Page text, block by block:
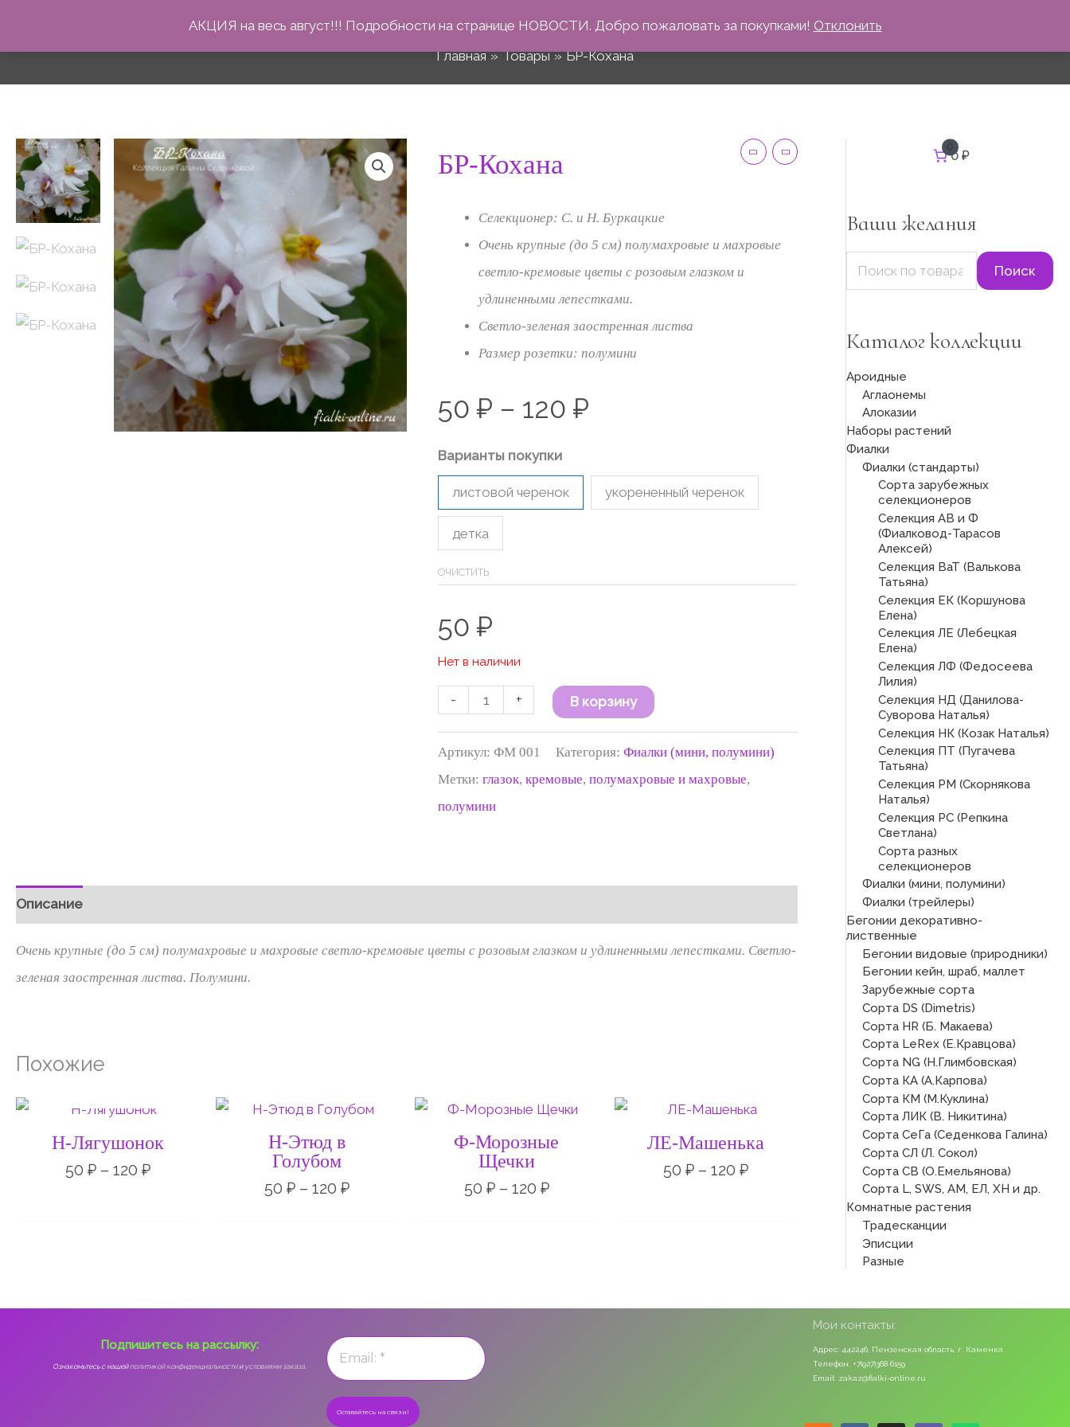
АКЦИЯ на весь август!!! Подробности на странице НОВОСТИ. Добро пожаловать за покупками! Отклонить
БР-Кохана
Главная
Товары БР-Кохана
БР-Кохана
Селекционер: С. и Н. Буркацкие
Очень крупные (до 5 см) полумахровые и махровые
светло-кремовые цветы с розовым глазком и
удлиненными лепестками.
Светло-зеленая заостренная листва
Размер розетки: полумини
50₽ – 120₽
цен:
50 ₽
–
Варианты покупки
листовой черенок укорененный черенок
детка
ОЧИСТИТЬ
50₽
Нет в наличии
-
товара
Кохана
+ В корзину
Артикул:ФМ 001 Категория:Фиалки (мини, полумини)
Метки:глазок,кремовые,полумахровые и махровые,
полумини
Описание
Очень крупные (до 5 см) полумахровые и махровые светло-кремовые цветы с розовым глазком и удлиненными лепестками. Светло-
зеленая заостренная листва. Полумини.
Похожие
Н-Лягушонок
50 ₽ – 120 ₽
Диапазон
цен:
50 ₽
–
120 ₽
Н-Этюд в
Голубом
50₽ – 120₽
Диапазон
цен:
Ф-Морозные
Щечки
50 ₽ – 120 ₽
Диапазон
цен:
50 ₽
–
ЛЕ-Машенька
50₽ – 120₽
Диапазон
цен:
50 ₽
–
120 ₽
0
0 ₽
Ваши желания
ь
Поиск
Каталог коллекции
Ароидные
Аглаонемы
Алоказии
Наборы растений
Фиалки
Фиалки (стандарты)
Сорта зарубежных
селекционеров
Селекция АВ и Ф
(Фиалковод-Тарасов
Алексей)
Селекция ВаТ (Валькова
Татьяна)
Селекция ЕК (Коршунова
Елена)
Селекция ЛЕ (Лебецкая
Елена)
Селекция ЛФ (Федосеева
Лилия)
Селекция НД (Данилова-
Суворова Наталья)
Селекция НК (Козак Наталья)
Селекция ПТ (Пугачева
Татьяна)
Селекция РМ (Скорнякова
Наталья)
Селекция РС (Репкина
Светлана)
Сорта разных
селекционеров
Фиалки (мини, полумини)
Фиалки (трейлеры)
Бегонии декоративно-
лиственные
Бегонии видовые (природники)
Бегонии кейн, шраб, маллет
Зарубежные сорта
Сорта DS (Dimetris)
Сорта HR (Б. Макаева)
Сорта LeRex (Е.Кравцова)
Сорта NG (Н.Глимбовская)
Сорта КА (А.Карпова)
Сорта КМ (М.Куклина)
Сорта ЛИК (В. Никитина)
Сорта СеГа (Седенкова Галина)
Сорта СЛ (Л. Сокол)
Сорта СВ (О.Емельянова)
Сорта L, SWS, АМ, ЕЛ, ХН и др.
Комнатные растения
Традесканции
Эписции
Разные
Подпишитесь на рассылку:
Ознакомьтесь с нашейполитикой конфиденциальностии условиями заказа.
Мои контакты:
Адрес: 442246, Пензенская область, г. Каменка
Телефон: +7(927)368 6159
Email: zakaz@fialki-online.ru